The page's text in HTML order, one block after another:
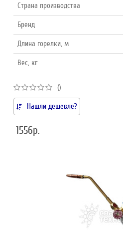
Страна производства
Бренд
Длина горелки, м
Вес, кг
()
Нашли дешевле?
1556р.